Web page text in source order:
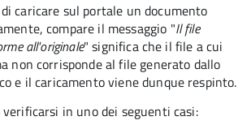
caricare sul portale un documento
compare il messaggio "Il file
all'originale" significa che il file a cui
non corrisponde al file generato dallo
e il caricamento viene dunque respinto.
in uno dei seguenti casi: